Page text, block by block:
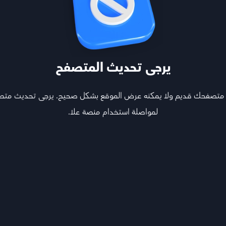
الأستاذ عادل معلم مادة الأحياء في عُلا - لديه خبرة 18+ عامًا. يتميز بأسلوبه
التركيز على الفهم قبل الحفظ لتحقيق التفوق
يرجى تحديث المتصفح
متصفحك قديم ولا يمكنه عرض الموقع بشكل صحيح. يرجى تحديث
لمواصلة استخدام منصة علا.